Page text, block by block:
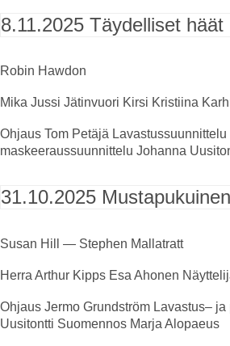
8.11.2025 Täydelliset häät
Robin Hawdon
Mika Jussi Jätinvuori Kirsi Kristiina
Ohjaus Tom Petäjä Lavastussuunnittelu
maskeeraussuunnittelu Johanna
31.10.2025
Susan Hill — Stephen Mallatratt
Herra Arthur Kipps Esa Ahonen
Ohjaus Jermo Grundström Lavastus– ja
Uusitontti Suomennos Marja Alopaeus